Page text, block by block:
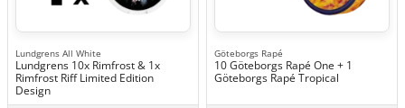
Lundgrens All White
Lundgrens 10x Rimfrost & 1x
Rimfrost Riff Limited Edition
Design
Göteborgs Rapé
10 Göteborgs Rapé One + 1
Göteborgs Rapé Tropical